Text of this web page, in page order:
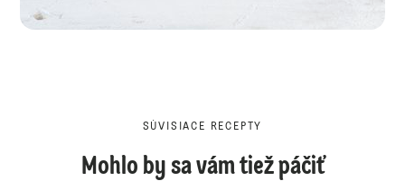
SÚVISIACE RECEPTY
Mohlo by sa vám tiež páčiť